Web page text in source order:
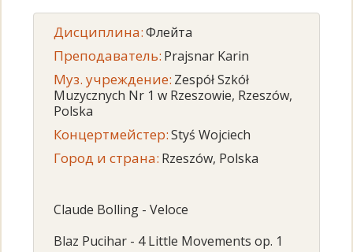
Дисциплина:Флейта
Преподаватель: Prajsnar Karin
Муз. учреждение: Zespół Szkół
Muzycznych Nr 1 w Rzeszowie, Rzeszów,
Polska
Концертмейстер:Styś Wojciech
Город и страна: Rzeszów, Polska
Claude Bolling - Veloce
Blaz Pucihar - 4 Little Movements op. 1